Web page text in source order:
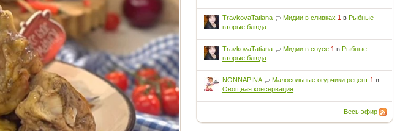
TravkovaTatiana Мидии в сливках 1 вРыбные
вторые блюда
TravkovaTatiana Мидии в соусе 1 вРыбные
вторые блюда
NONNAPINA Малосольные огурчики рецепт 1 в
Овощная консервация
Весь эфир